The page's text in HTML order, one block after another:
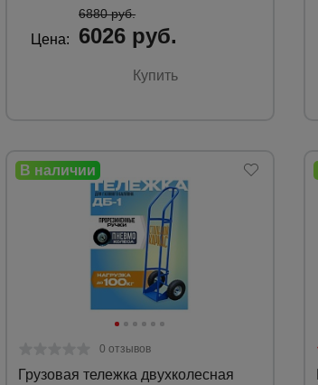
Цена:
6880 руб.
6026 руб.
Купить
0 отзывов
Грузовая тележка двухколесная